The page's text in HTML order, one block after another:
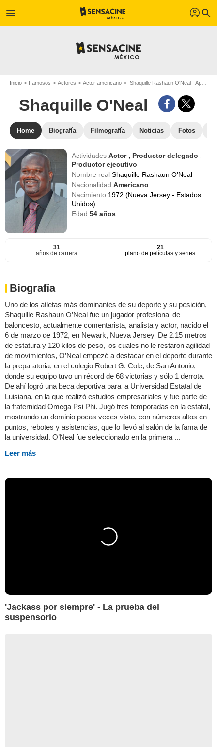
menu profil search
Inicio Famosos Actores Actor americano Shaquille Rashaun O'Neal - Apodo : Shaquille O'Neal
Shaquille O'Neal
Home Biografía Filmografía Noticias Fotos
ActividadesActor , Productor delegado ,
Productor ejecutivo
Nombre realShaquille Rashaun O'Neal
NacionalidadAmericano
Nacimiento 1972 (Nueva Jersey - Estados
Unidos)
Edad54 años
31
años de carrera
21
plano de películas y series
Biografía
Uno de los atletas más dominantes de su deporte y su posición,
Shaquille Rashaun O’Neal fue un jugador profesional de
baloncesto, actualmente comentarista, analista y actor, nacido el
6 de marzo de 1972, en Newark, Nueva Jersey. De 2.15 metros
de estatura y 120 kilos de peso, los cuales no le restaron agilidad
de movimientos, O’Neal empezó a destacar en el deporte durante
la preparatoria, en el colegio Robert G. Cole, de San Antonio,
donde su equipo tuvo un récord de 68 victorias y sólo 1 derrota.
De ahí logró una beca deportiva para la Universidad Estatal de
Luisiana, en la que realizó estudios empresariales y fue parte de
la fraternidad Omega Psi Phi. Jugó tres temporadas en la estatal,
mostrando un dominio pocas veces visto, con números altos en
puntos, rebotes y asistencias, que lo llevó al salón de la fama de
la universidad. O’Neal fue seleccionado en la primera ...
Leer más
'Jackass por siempre' - La prueba del
suspensorio